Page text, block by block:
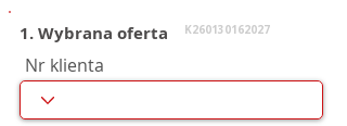
1. Wybrana oferta K260130162027
Nr klienta